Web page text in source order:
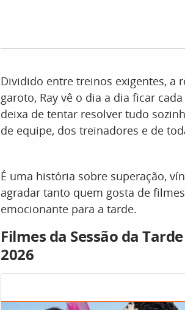
Dividido entre treinos exigentes, a
garoto, Ray vê o dia a dia ficar
deixa de tentar resolver tudo
de equipe, dos treinadores e de
É uma história sobre superação,
agradar tanto quem gosta de
emocionante para a tarde.
Filmes da Sessão da
2026